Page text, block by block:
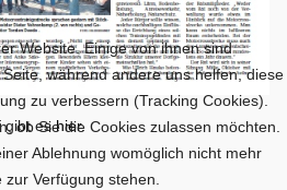
gibt eshier.
Website. Einige von ihnen sind
während andere uns helfen, diese
zu verbessern (Tracking Cookies).
ob Sie die Cookies zulassen möchten.
Ablehnung womöglich nicht mehr
Verfügung stehen.